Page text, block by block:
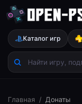
Каталог игр
Главная / Донаты